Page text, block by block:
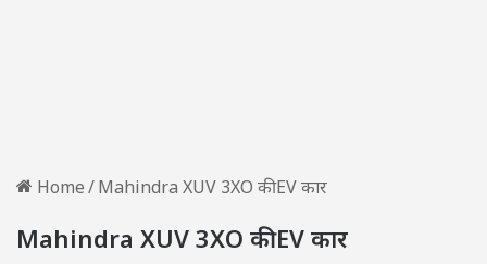
Home/Mahindra XUV 3XO की EV कार
Mahindra XUV 3XO की EV कार